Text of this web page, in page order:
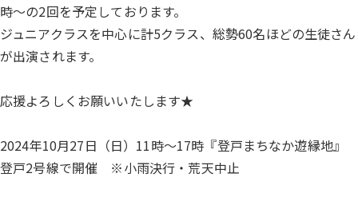
時～の2回を予定しております。
ジュニアクラスを中心に計5クラス、総勢60名ほどの生徒さん
が出演されます。
応援よろしくお願いいたします★
2024年10月27日（日）11時～17時『登戸まちなか遊縁地』
登戸2号線で開催 ※小雨決行・荒天中止